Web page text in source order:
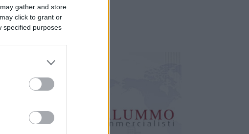
gather and store
click to grant or
specified purposes